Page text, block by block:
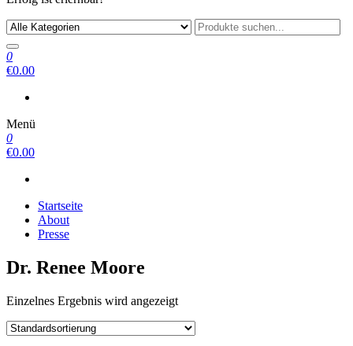
0
€0.00
Menü
0
€0.00
Startseite
About
Presse
Dr. Renee Moore
Einzelnes Ergebnis wird angezeigt